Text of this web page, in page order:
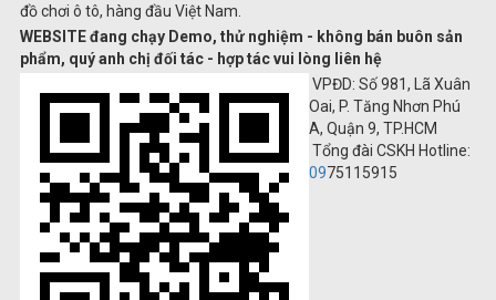
đồ chơi ô tô, hàng đầu Việt Nam.
WEBSITE đang chạy Demo, thử nghiệm - không bán buôn sản
phẩm, quý anh chị đối tác - hợp tác vui lòng liên hệ
VPĐD: Số 981, Lã Xuân
Oai, P. Tăng Nhơn Phú
A, Quận 9, TP.HCM
Tổng đài CSKH Hotline:
0975115915